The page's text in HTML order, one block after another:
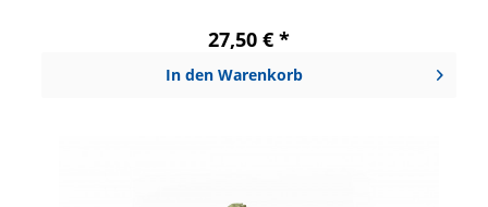
27,50 € *
In den Warenkorb